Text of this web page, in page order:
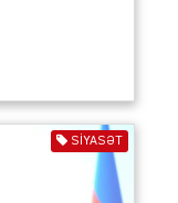
SIYASƏT